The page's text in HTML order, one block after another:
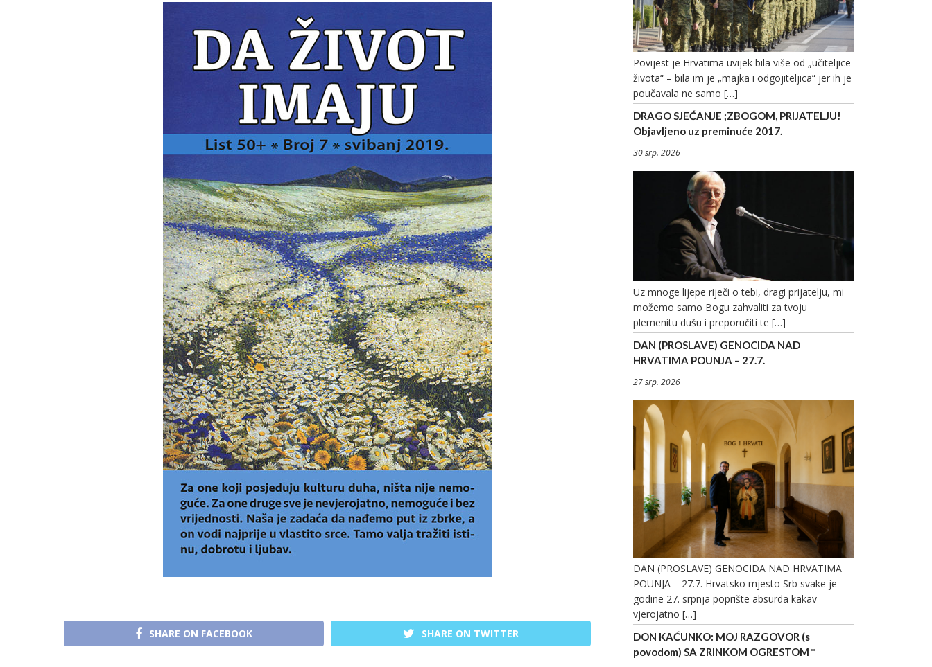
SHARE ON FACEBOOK SHARE ON TWITTER
Povijest je Hrvatima uvijek bila više od „učiteljice
života“ – bila im je „majka i odgojiteljica“ jer ih je
poučavala ne samo […]
DRAGO SJEĆANJE ;ZBOGOM, PRIJATELJU!
Objavljeno uz preminuće 2017.
30 srp. 2026
Uz mnoge lijepe riječi o tebi, dragi prijatelju, mi
možemo samo Bogu zahvaliti za tvoju
plemenitu dušu i preporučiti te […]
DAN (PROSLAVE) GENOCIDA NAD
HRVATIMA POUNJA – 27.7.
27 srp. 2026
DAN (PROSLAVE) GENOCIDA NAD HRVATIMA
POUNJA – 27.7. Hrvatsko mjesto Srb svake je
godine 27. srpnja poprište absurda kakav
vjerojatno […]
DON KAĆUNKO: MOJ RAZGOVOR (s
povodom) SA ZRINKOM OGRESTOM *